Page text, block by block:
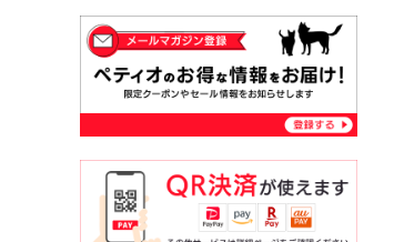
おもちゃ
首輪・ハーネス・リード
食器・給水器
替え・交換パーツ
じゃらして遊ぶ